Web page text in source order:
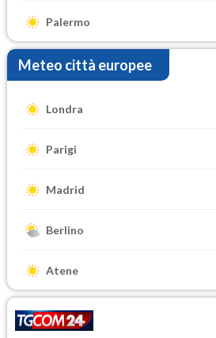
Palermo
Meteo città europee
Londra
Parigi
Madrid
Berlino
Atene